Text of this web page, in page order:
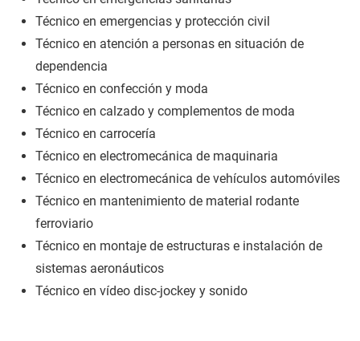
Técnico en emergencias y protección civil
Técnico en atención a personas en situación de
dependencia
Técnico en confección y moda
Técnico en calzado y complementos de moda
Técnico en carrocería
Técnico en electromecánica de maquinaria
Técnico en electromecánica de vehículos automóviles
Técnico en mantenimiento de material rodante
ferroviario
Técnico en montaje de estructuras e instalación de
sistemas aeronáuticos
Técnico en vídeo disc-jockey y sonido